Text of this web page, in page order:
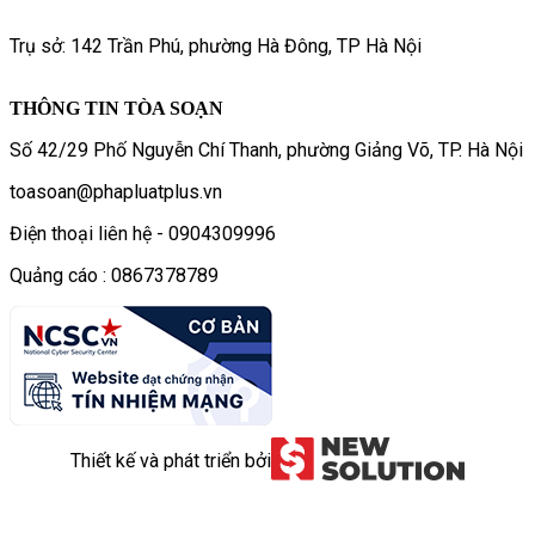
Trụ sở: 142 Trần Phú, phường Hà Đông, TP Hà Nội
THÔNG TIN TÒA SOẠN
Số 42/29 Phố Nguyễn Chí Thanh, phường Giảng Võ, TP. Hà Nội
toasoan@phapluatplus.vn
Điện thoại liên hệ - 0904309996
Quảng cáo : 0867378789
Thiết kế và phát triển bởi